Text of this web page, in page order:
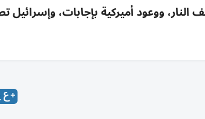
النار، ووعود أميركية بإجابات، وإسرائيل